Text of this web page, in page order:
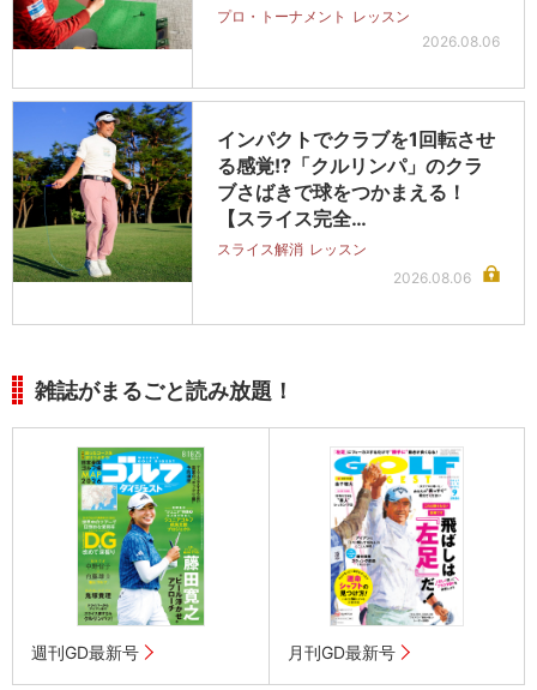
プロ・トーナメント レッスン
2026.08.06
インパクトでクラブを1回転させ
る感覚!?「クルリンパ」のクラ
ブさばきで球をつかまえる！
【スライス完全…
スライス解消 レッスン
2026.08.06
雑誌がまるごと読み放題！
週刊GD最新号 月刊GD最新号